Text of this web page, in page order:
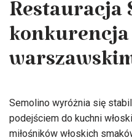
Restauracja
Semolino wyróżnia się
podejściem do kuchni
miłośników włoskich